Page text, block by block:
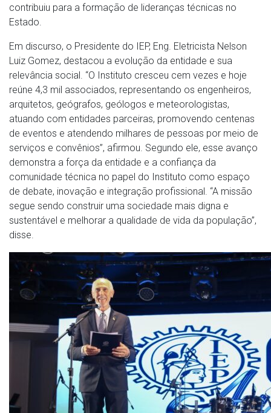
contribuiu para a formação de lideranças técnicas no
Estado.
Em discurso, o Presidente do IEP, Eng. Eletricista Nelson
Luiz Gomez, destacou a evolução da entidade e sua
relevância social. “O Instituto cresceu cem vezes e hoje
reúne 4,3 mil associados, representando os engenheiros,
arquitetos, geógrafos, geólogos e meteorologistas,
atuando com entidades parceiras, promovendo centenas
de eventos e atendendo milhares de pessoas por meio de
serviços e convênios”, afirmou. Segundo ele, esse avanço
demonstra a força da entidade e a confiança da
comunidade técnica no papel do Instituto como espaço
de debate, inovação e integração profissional. “A missão
segue sendo construir uma sociedade mais digna e
sustentável e melhorar a qualidade de vida da população”,
disse.